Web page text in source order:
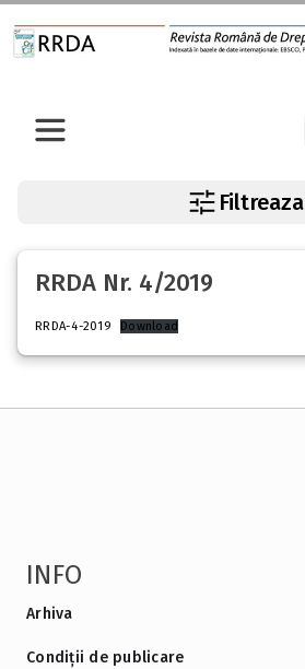
Filtreaza
RRDA Nr. 4/2019
RRDA-4-2019 Download
INFO
Arhiva
Condiții de publicare